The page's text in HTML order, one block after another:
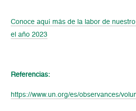
Conoce aquí más de la labor de
el año 2023
Referencias:
https://www.un.org/es/observances/